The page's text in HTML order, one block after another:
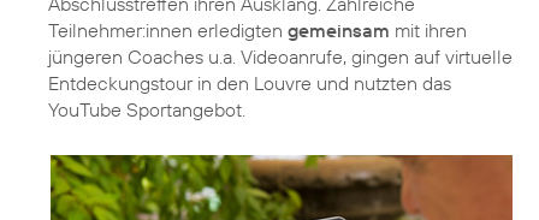
Teilnehmer:innen erledigten gemeinsam mit ihren
jüngeren Coaches u.a. Videoanrufe, gingen auf virtuelle
Entdeckungstour in den Louvre und nutzten das
YouTube Sportangebot.